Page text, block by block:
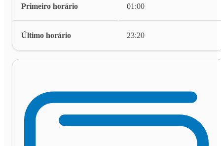
Primeiro horário 01:00
Último horário 23:20